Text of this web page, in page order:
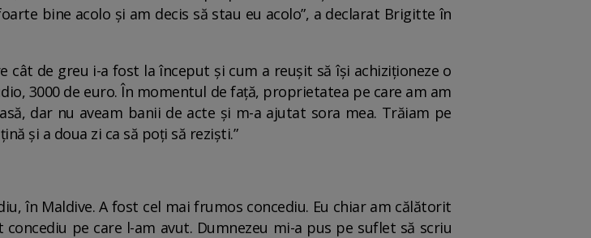
bine acolo și am decis să stau eu acolo”, a declarat Brigitte în
cât de greu i-a fost la început și cum a reușit să își achiziționeze o
3000 de euro. În momentul de față, proprietatea pe care am am
dar nu aveam banii de acte și m-a ajutat sora mea. Trăiam pe
și a doua zi ca să poți să reziști.”
în Maldive. A fost cel mai frumos concediu. Eu chiar am călătorit
pe care l-am avut. Dumnezeu mi-a pus pe suflet să scriu